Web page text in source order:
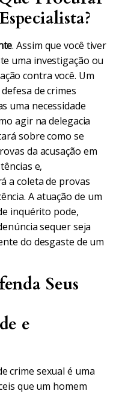
. Assim que você tiver
uma investigação ou
contra você. Um
de crimes
uma necessidade
agir na delegacia
sobre como se
da acusação em
e,
a coleta de provas
A atuação de um
inquérito pode,
sequer seja
do desgaste de um
Seus
e
crime sexual é uma
que um homem